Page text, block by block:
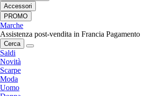
Accessori
PROMO
Marche
Assistenza post-vendita in Francia
Cerca
Saldi
Novità
Scarpe
Moda
Uomo